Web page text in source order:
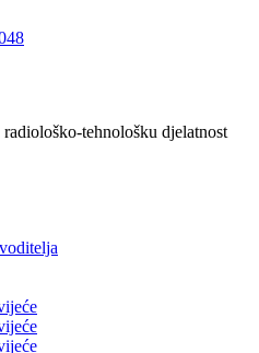
tehnološku djelatnost